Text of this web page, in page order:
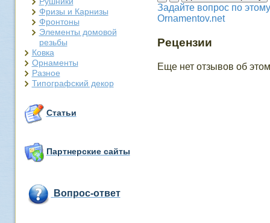
Фризы и Карнизы
Фронтоны
Элементы домовой
резьбы
Ковка
Орнаменты
Разное
Типографский декор
Статьи
Партнерские сайты
Вопрос-ответ
Задайте вопрос по
Ornamentov.net
Рецензии
Еще нет отзывов об